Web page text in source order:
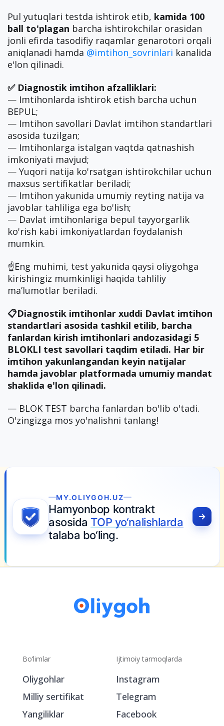
Pul yutuqlari testda ishtirok etib, kamida 100
ball to'plagan barcha ishtirokchilar orasidan
jonli efirda tasodifiy raqamlar genarotori orqali
aniqlanadi hamda @imtihon_sovrinlari kanalida
e'lon qilinadi.
✅ Diagnostik imtihon afzalliklari:
— Imtihonlarda ishtirok etish barcha uchun
BEPUL;
— Imtihon savollari Davlat imtihon standartlari
asosida tuzilgan;
— Imtihonlarga istalgan vaqtda qatnashish
imkoniyati mavjud;
— Yuqori natija ko'rsatgan ishtirokchilar uchun
maxsus sertifikatlar beriladi;
— Imtihon yakunida umumiy reyting natija va
javoblar tahliliga ega bo'lish;
— Davlat imtihonlariga bepul tayyorgarlik
ko'rish kabi imkoniyatlardan foydalanish
mumkin.
☝️Eng muhimi, test yakunida qaysi oliygohga
kirishingiz mumkinligi haqida tahliliy
ma’lumotlar beriladi.
📋Diagnostik imtihonlar xuddi Davlat imtihon
standartlari asosida tashkil etilib, barcha
fanlardan kirish imtihonlari andozasidagi 5
BLOKLI test savollari taqdim etiladi. Har bir
imtihon yakunlangandan keyin natijalar
hamda javoblar platformada umumiy mandat
shaklida e'lon qilinadi.
— BLOK TEST barcha fanlardan bo'lib o'tadi.
O'zingizga mos yo'nalishni tanlang!
MY.OLIYGOH.UZ
Hamyonbop kontrakt
asosida TOP yo‘nalishlarda
talaba bo‘ling.
Bo‘limlar
Oliygohlar
Milliy sertifikat
Yangiliklar
Ijtimoiy tarmoqlarda
Instagram
Telegram
Facebook